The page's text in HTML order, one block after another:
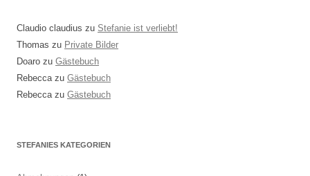
Claudio claudius zu Stefanie ist verliebt!
Thomas zu Private Bilder
Doaro zu Gästebuch
Rebeccazu Gästebuch
Rebeccazu Gästebuch
STEFANIES KATEGORIEN